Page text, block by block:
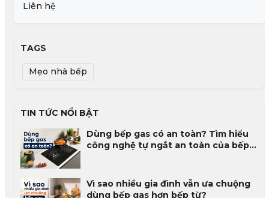
Liên hệ
TAGS
Mẹo nhà bếp
TIN TỨC NỔI BẬT
Dùng bếp gas có an toàn? Tìm hiểu
công nghệ tự ngắt an toàn của bếp
Vì sao nhiều gia đình vẫn ưa chuộng
dùng bếp gas hơn bếp từ?